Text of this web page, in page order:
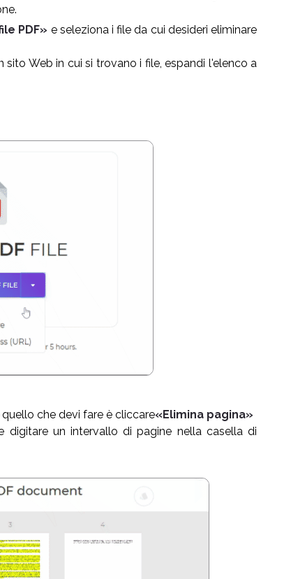
PDF» e seleziona i file da cui desideri eliminare
Web in cui si trovano i file, espandi l'elenco a
che devi fare è cliccare«Elimina pagina»
digitare un intervallo di pagine nella casella di